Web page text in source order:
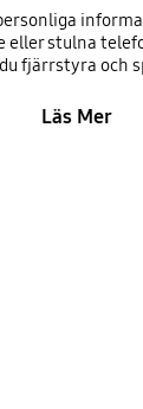
eller stulna
fjärrstyra och
Läs Mer